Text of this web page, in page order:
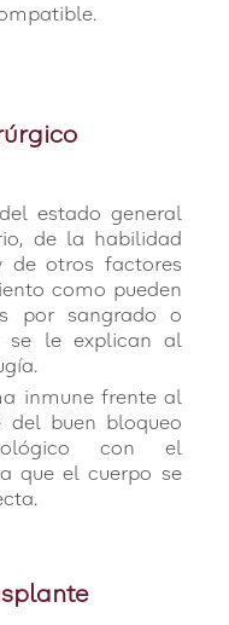
estado general
de la habilidad
de otros factores
como pueden
por sangrado o
se le explican al
inmune frente al
del buen bloqueo
con el
que el cuerpo se